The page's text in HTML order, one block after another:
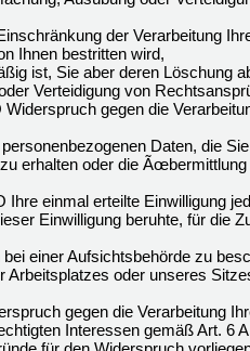
der Verarbeitung
Ihnen bestritten wird,
ist, Sie aber deren Löschung
Verteidigung von
gegen die
Daten, die
erhalten oder die
Ihre einmal erteilte Einwilligung
Einwilligung beruhte, für die
einer Aufsichtsbehörde zu
Arbeitsplatzes oder unseres
gegen die Verarbeitung
Interessen gemäß Art. 6